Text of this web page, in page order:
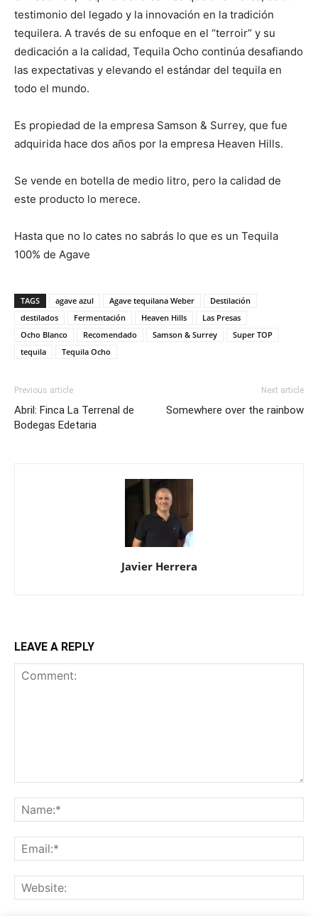
testimonio del legado y la innovación en la tradición
tequilera. A través de su enfoque en el “terroir” y su
dedicación a la calidad, Tequila Ocho continúa desafiando
las expectativas y elevando el estándar del tequila en
todo el mundo.
Es propiedad de la empresa Samson & Surrey, que fue
adquirida hace dos años por la empresa Heaven Hills.
Se vende en botella de medio litro, pero la calidad de
este producto lo merece.
Hasta que no lo cates no sabrás lo que es un Tequila
100% de Agave
TAGS agave azul Agave tequilana Weber
Destilación
destilados
Fermentación Heaven Hills
Las Presas
Ocho Blanco
Recomendado Samson & Surrey
Super TOP
tequila
Tequila Ocho
Previous article
Abril: Finca La Terrenal de
Bodegas Edetaria
Next article
Somewhere over the rainbow
Javier Herrera
LEAVE A REPLY